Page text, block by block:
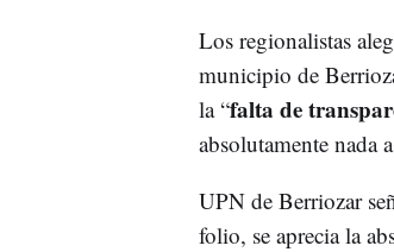
Los regionalistas
municipio de
la “falta de
absolutamente nada
UPN de Berriozar
folio, se aprecia la